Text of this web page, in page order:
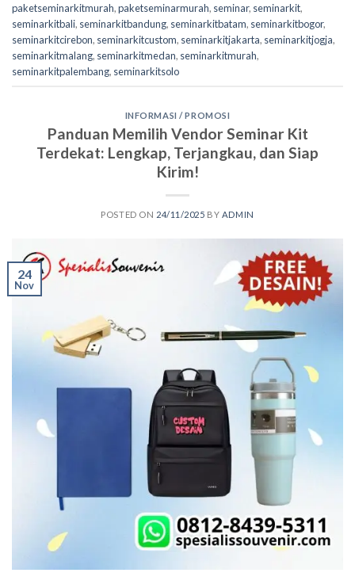
paketseminarkitmurah,paketseminarmurah, seminar, seminarkit,
seminarkitbali, seminarkitbandung, seminarkitbatam, seminarkitbogor,
seminarkitcirebon, seminarkitcustom, seminarkitjakarta, seminarkitjogja,
seminarkitmalang, seminarkitmedan, seminarkitmurah,
seminarkitpalembang, seminarkitsolo
INFORMASI / PROMOSI
Panduan Memilih Vendor Seminar Kit
Terdekat: Lengkap, Terjangkau, dan Siap
Kirim!
POSTED ON 24/11/2025 BY ADMIN
24
Nov